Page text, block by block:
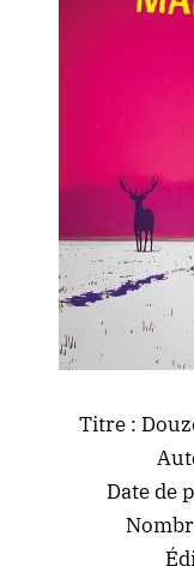
Titre :
Date de